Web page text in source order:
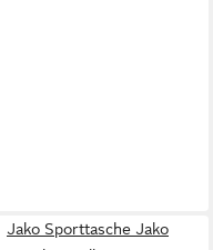
Jako Sporttasche Jako